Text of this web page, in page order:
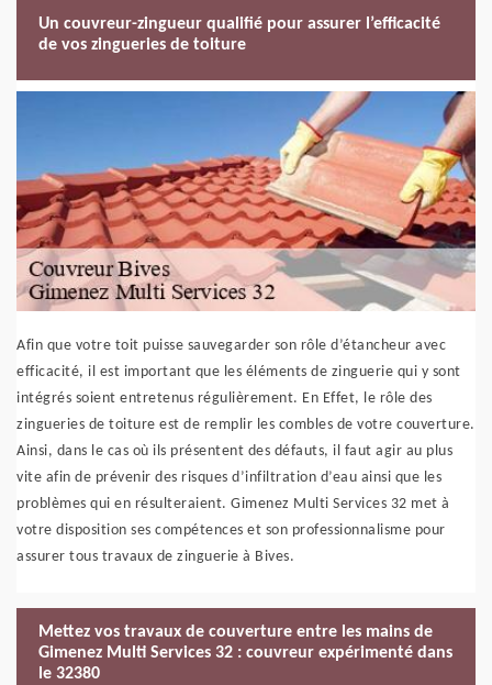
Un couvreur-zingueur qualifié pour assurer l’efficacité
de vos zingueries de toiture
Afin que votre toit puisse sauvegarder son rôle d’étancheur avec
efficacité, il est important que les éléments de zinguerie qui y sont
intégrés soient entretenus régulièrement. En Effet, le rôle des
zingueries de toiture est de remplir les combles de votre couverture.
Ainsi, dans le cas où ils présentent des défauts, il faut agir au plus
vite afin de prévenir des risques d’infiltration d’eau ainsi que les
problèmes qui en résulteraient. Gimenez Multi Services 32 met à
votre disposition ses compétences et son professionnalisme pour
assurer tous travaux de zinguerie à Bives.
Mettez vos travaux de couverture entre les mains de
Gimenez Multi Services 32 : couvreur expérimenté dans
le 32380